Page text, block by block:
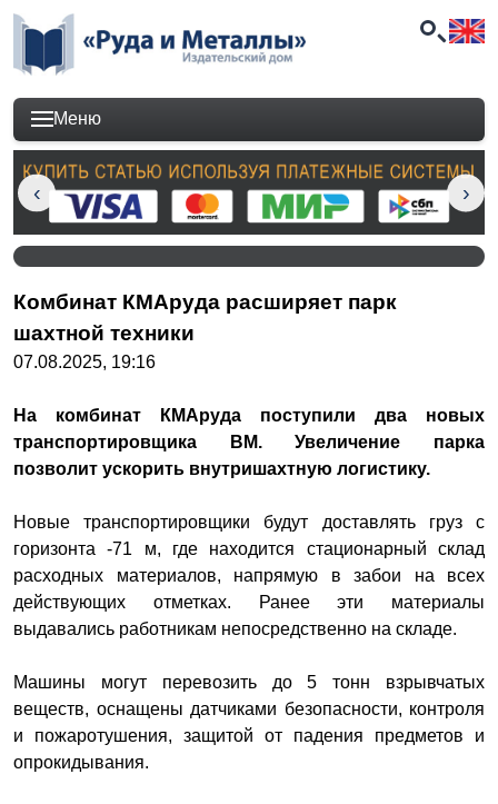
Меню
Комбинат КМАруда расширяет парк
шахтной техники
07.08.2025, 19:16
На комбинат КМАруда поступили два новых
транспортировщика ВМ. Увеличение парка
позволит ускорить внутришахтную логистику.
Новые транспортировщики будут доставлять груз с
горизонта -71 м, где находится стационарный склад
расходных материалов, напрямую в забои на всех
действующих отметках. Ранее эти материалы
выдавались работникам непосредственно на складе.
Машины могут перевозить до 5 тонн взрывчатых
веществ, оснащены датчиками безопасности, контроля
и пожаротушения, защитой от падения предметов и
опрокидывания.